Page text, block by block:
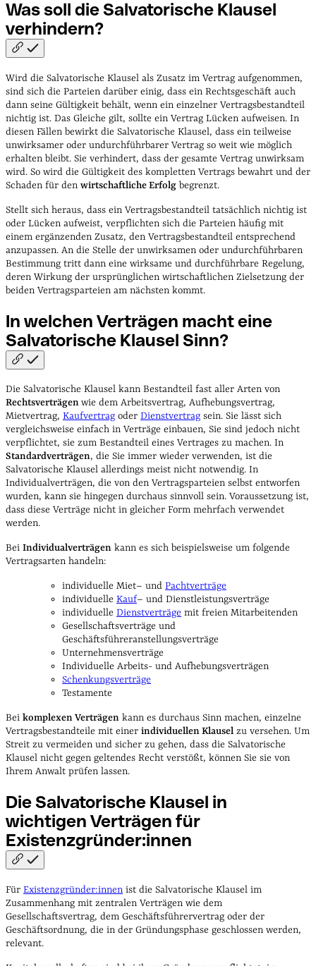
Was soll die Salvatorische Klausel
verhindern?
Wird die Salvatorische Klausel als Zusatz im Vertrag aufgenommen,
sind sich die Parteien darüber einig, dass ein Rechtsgeschäft auch
dann seine Gültigkeit behält, wenn ein einzelner Vertragsbestandteil
nichtig ist. Das Gleiche gilt, sollte ein Vertrag Lücken aufweisen. In
diesen Fällen bewirkt die Salvatorische Klausel, dass ein teilweise
unwirksamer oder undurchführbarer Vertrag so weit wie möglich
erhalten bleibt. Sie verhindert, dass der gesamte Vertrag unwirksam
wird. So wird die Gültigkeit des kompletten Vertrags bewahrt und der
Schaden für den wirtschaftliche Erfolg begrenzt.
Stellt sich heraus, dass ein Vertragsbestandteil tatsächlich nichtig ist
oder Lücken aufweist, verpflichten sich die Parteien häufig mit
einem ergänzenden Zusatz, den Vertragsbestandteil entsprechend
anzupassen. An die Stelle der unwirksamen oder undurchführbaren
Bestimmung tritt dann eine wirksame und durchführbare Regelung,
deren Wirkung der ursprünglichen wirtschaftlichen Zielsetzung der
beiden Vertragsparteien am nächsten kommt.
In welchen Verträgen macht eine
Salvatorische Klausel Sinn?
Die Salvatorische Klausel kann Bestandteil fast aller Arten von
Rechtsverträgenwie dem Arbeitsvertrag, Aufhebungsvertrag,
Mietvertrag, Kaufvertrag oder Dienstvertrag sein. Sie lässt sich
vergleichsweise einfach in Verträge einbauen, Sie sind jedoch nicht
verpflichtet, sie zum Bestandteil eines Vertrages zu machen. In
Standardverträgen, die Sie immer wieder verwenden, ist die
Salvatorische Klausel allerdings meist nicht notwendig. In
Individualverträgen, die von den Vertragsparteien selbst entworfen
wurden, kann sie hingegen durchaus sinnvoll sein. Voraussetzung ist,
dass diese Verträge nicht in gleicher Form mehrfach verwendet
werden.
Bei Individualverträgen kann es sich beispielsweise um folgende
Vertragsarten handeln:
individuelle Miet– und Pachtverträge
individuelle Kauf– und Dienstleistungsverträge
individuelle Dienstverträge mit freien Mitarbeitenden
Gesellschaftsverträge und
Geschäftsführeranstellungsverträge
Unternehmensverträge
Individuelle Arbeits- und Aufhebungsverträgen
Schenkungsverträge
Testamente
Bei komplexen Verträgen kann es durchaus Sinn machen, einzelne
Vertragsbestandteile mit einer individuellen Klausel zu versehen. Um
Streit zu vermeiden und sicher zu gehen, dass die Salvatorische
Klausel nicht gegen geltendes Recht verstößt, können Sie sie von
Ihrem Anwalt prüfen lassen.
Die Salvatorische Klausel in
wichtigen Verträgen für
Existenzgründer:innen
Für Existenzgründer:innen ist die Salvatorische Klausel im
Zusammenhang mit zentralen Verträgen wie dem
Gesellschaftsvertrag, dem Geschäftsführervertrag oder der
Geschäftsordnung, die in der Gründungsphase geschlossen werden,
relevant.